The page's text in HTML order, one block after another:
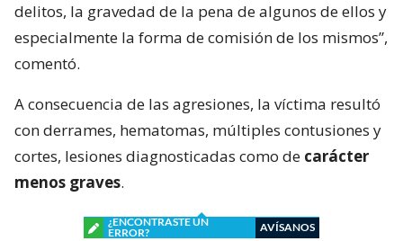
delitos, la gravedad de la pena de algunos de ellos y
especialmente la forma de comisión de los mismos”,
comentó.
A consecuencia de las agresiones, la víctima resultó
con derrames, hematomas, múltiples contusiones y
cortes, lesiones diagnosticadas como de carácter
menos graves.
¿ENCONTRASTE UN
ERROR?
AVÍSANOS